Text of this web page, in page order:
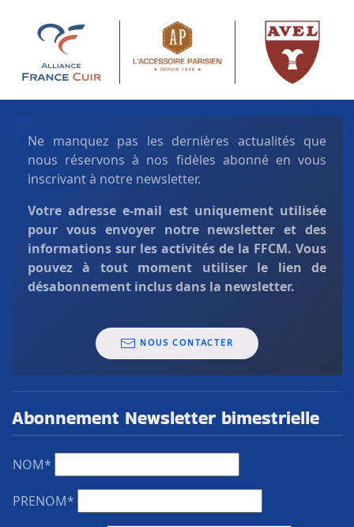
Ne manquez pas les dernières actualités que
nous réservons à nos fidèles abonné en vous
inscrivant à notre newsletter.
Votre adresse e-mail est uniquement utilisée
pour vous envoyer notre newsletter et des
informations sur les activités de la FFCM. Vous
pouvez à tout moment utiliser le lien de
désabonnement inclus dans la newsletter.
NOUS CONTACTER
Abonnement Newsletter bimestrielle
NOM*
PRENOM*